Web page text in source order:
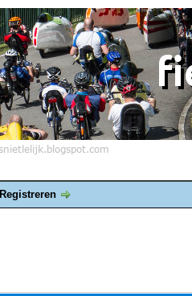
Registreren